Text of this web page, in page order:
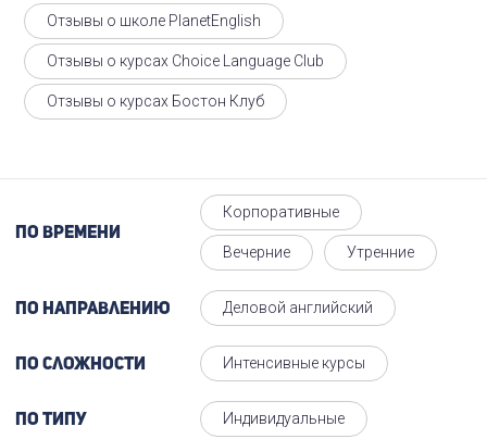
Отзывы о школе PlanetEnglish
Отзывы о курсах Choice Language Club
Отзывы о курсах Бостон Клуб
По времени
Корпоративные
Вечерние Утренние
По направлению Деловой английский
По сложности Интенсивные курсы
По типу Индивидуальные